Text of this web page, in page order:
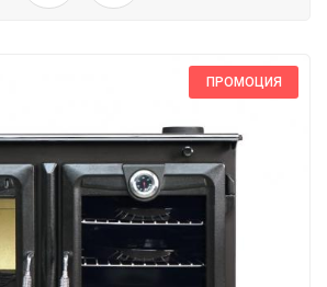
ПРОМОЦИЯ